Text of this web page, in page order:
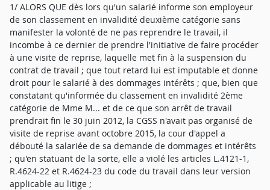
1/ ALORS QUE dès lors qu'un salarié informe son employeur
de son classement en invalidité deuxième catégorie sans
manifester la volonté de ne pas reprendre le travail, il
incombe à ce dernier de prendre l'initiative de faire procéder
à une visite de reprise, laquelle met fin à la suspension du
contrat de travail ; que tout retard lui est imputable et donne
droit pour le salarié à des dommages intérêts ; que, bien que
constatant qu'informée du classement en invalidité 2ème
catégorie de Mme M... et de ce que son arrêt de travail
prendrait fin le 30 juin 2012, la CGSS n'avait pas organisé de
visite de reprise avant octobre 2015, la cour d'appel a
débouté la salariée de sa demande de dommages et intérêts
; qu'en statuant de la sorte, elle a violé les articles L.4121-1,
R.4624-22 et R.4624-23 du code du travail dans leur version
applicable au litige ;